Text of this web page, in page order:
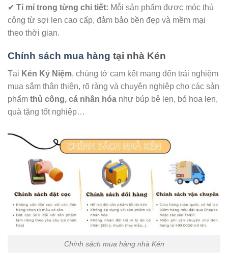
✔ Tỉ mỉ trong từng chi tiết: Mỗi sản phẩm được móc thủ
công từ sợi len cao cấp, đảm bảo bền đẹp và mềm mại
theo thời gian.
Chính sách mua hàng tại nhà Kén
Tại Kén Kỷ Niệm, chúng tớ cam kết mang đến trải nghiệm
mua sắm thân thiện, rõ ràng và chuyên nghiệp cho các sản
phẩm thủ công, cá nhân hóa như búp bê len, bó hoa len,
quà tặng tốt nghiệp…
Chính sách mua hàng nhà Kén